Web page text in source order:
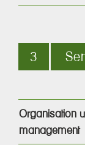
3
Organisation
management